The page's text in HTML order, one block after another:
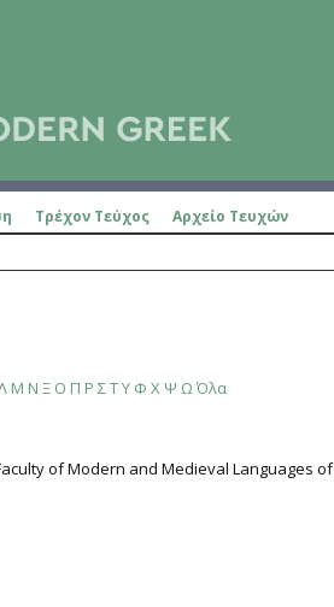
Τρέχον Τεύχος Αρχείο Τευχών
Μ Ν Ξ Ο Π Ρ ΣΤΥ Φ Χ Ψ ΩΌλα
of Modern and Medieval Languages of